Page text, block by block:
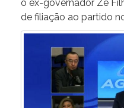
o ex-governador Zé
de filiação ao partido